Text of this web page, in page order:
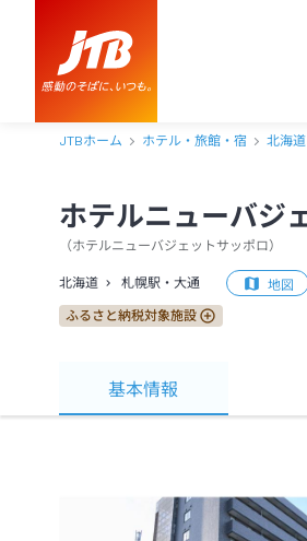
JTBホーム ホテル・旅館・宿 北海道
ホテルニューバジ
（ホテルニューバジェットサッポロ）
北海道 札幌駅・大通 地図
ふるさと納税対象施設
基本情報